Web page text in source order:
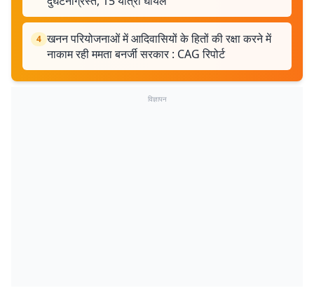
4 खनन परियोजनाओं में आदिवासियों के हितों की रक्षा करने में
नाकाम रही ममता बनर्जी सरकार : CAG रिपोर्ट
विज्ञापन